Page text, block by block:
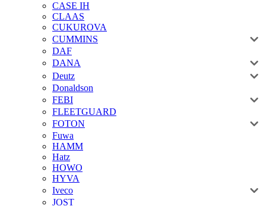
CASE IH
CLAAS
CUKUROVA
CUMMINS
DAF
DANA
Deutz
Donaldson
FEBI
FLEETGUARD
FOTON
Fuwa
HAMM
Hatz
HOWO
HYVA
Iveco
JOST